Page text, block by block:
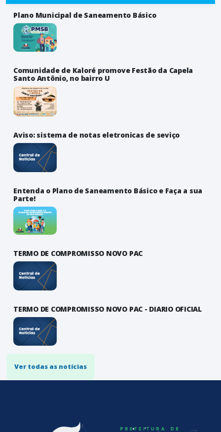
Plano Municipal de Saneamento Básico
Comunidade de Kaloré promove Festão da Capela
Santo Antônio, no bairro U
Aviso: sistema de notas eletronicas de seviço
Entenda o Plano de Saneamento Básico e Faça a sua
Parte!
TERMO DE COMPROMISSO NOVO PAC
TERMO DE COMPROMISSO NOVO PAC - DIARIO OFICIAL
Ver todas as notícias